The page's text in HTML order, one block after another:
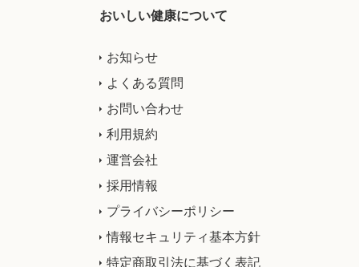
おいしい健康について
お知らせ
よくある質問
お問い合わせ
利用規約
運営会社
採用情報
プライバシーポリシー
情報セキュリティ基本方針
特定商取引法に基づく表記